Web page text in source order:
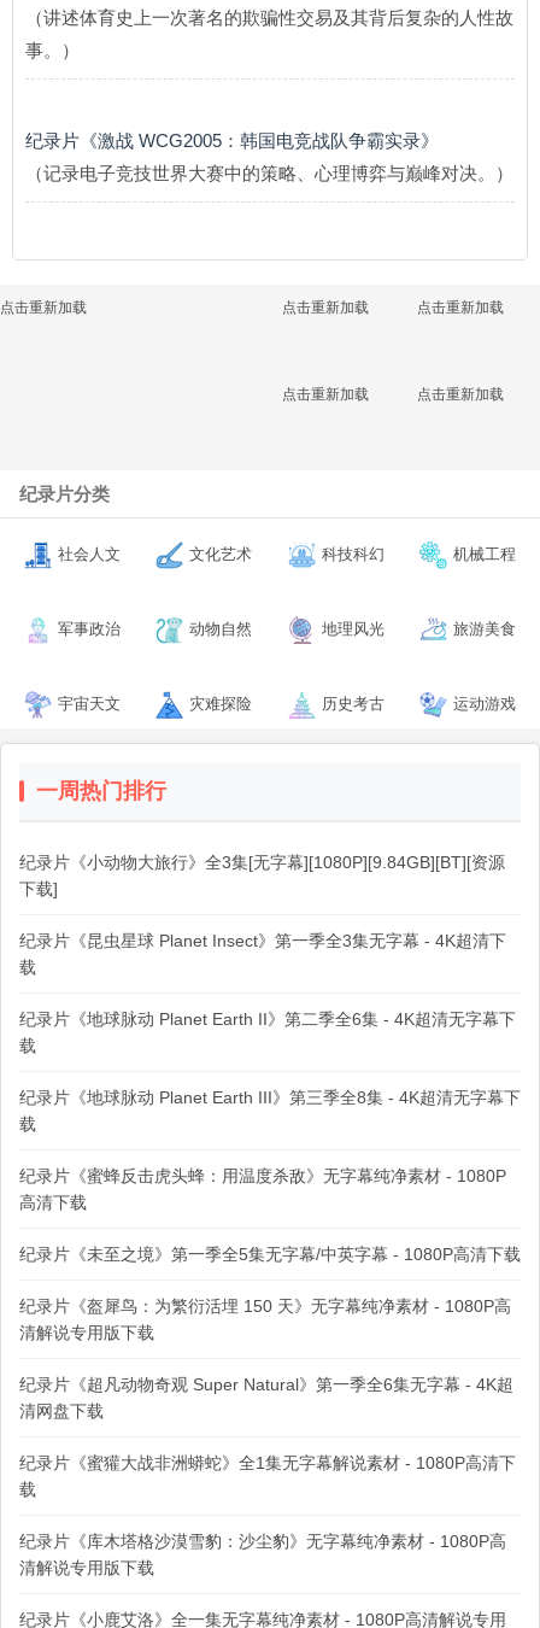
（讲述体育史上一次著名的欺骗性交易及其背后复杂的人性故
事。）
纪录片《激战 WCG2005：韩国电竞战队争霸实录》
（记录电子竞技世界大赛中的策略、心理博弈与巅峰对决。）
点击重新加载 点击重新加载 点击重新加载
点击重新加载 点击重新加载
纪录片分类
社会人文 文化艺术 科技科幻 机械工程
军事政治 动物自然 地理风光 旅游美食
宇宙天文 灾难探险 历史考古 运动游戏
一周热门排行
纪录片《小动物大旅行》全3集[无字幕][1080P][9.84GB][BT][资源
下载]
纪录片《昆虫星球 Planet Insect》第一季全3集无字幕 - 4K超清下
载
纪录片《地球脉动 Planet Earth II》第二季全6集 - 4K超清无字幕下
载
纪录片《地球脉动 Planet Earth III》第三季全8集 - 4K超清无字幕下
载
纪录片《蜜蜂反击虎头蜂：用温度杀敌》无字幕纯净素材 - 1080P
高清下载
纪录片《未至之境》第一季全5集无字幕/中英字幕 - 1080P高清下载
纪录片《盔犀鸟：为繁衍活埋 150 天》无字幕纯净素材 - 1080P高
清解说专用版下载
纪录片《超凡动物奇观 Super Natural》第一季全6集无字幕 - 4K超
清网盘下载
纪录片《蜜獾大战非洲蟒蛇》全1集无字幕解说素材 - 1080P高清下
载
纪录片《库木塔格沙漠雪豹：沙尘豹》无字幕纯净素材 - 1080P高
清解说专用版下载
纪录片《小鹿艾洛》全一集无字幕纯净素材 - 1080P高清解说专用